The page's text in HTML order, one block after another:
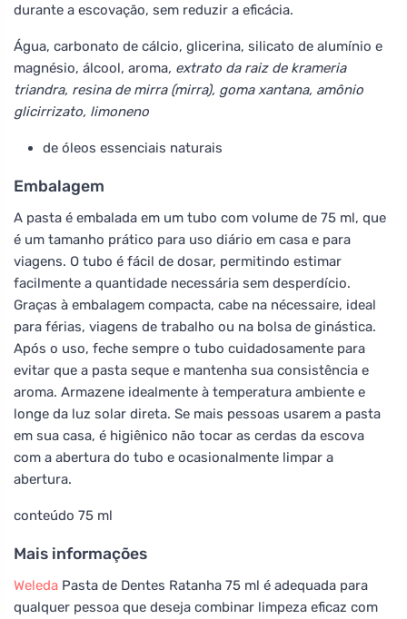
durante a escovação, sem reduzir a eficácia.
Água, carbonato de cálcio, glicerina, silicato de alumínio e
magnésio, álcool, aroma, extrato da raiz de krameria
triandra, resina de mirra (mirra), goma xantana, amônio
glicirrizato, limoneno
de óleos essenciais naturais
Embalagem
A pasta é embalada em um tubo com volume de 75 ml, que
é um tamanho prático para uso diário em casa e para
viagens. O tubo é fácil de dosar, permitindo estimar
facilmente a quantidade necessária sem desperdício.
Graças à embalagem compacta, cabe na nécessaire, ideal
para férias, viagens de trabalho ou na bolsa de ginástica.
Após o uso, feche sempre o tubo cuidadosamente para
evitar que a pasta seque e mantenha sua consistência e
aroma. Armazene idealmente à temperatura ambiente e
longe da luz solar direta. Se mais pessoas usarem a pasta
em sua casa, é higiênico não tocar as cerdas da escova
com a abertura do tubo e ocasionalmente limpar a
abertura.
conteúdo 75 ml
Mais informações
Weleda Pasta de Dentes Ratanha 75 ml é adequada para
qualquer pessoa que deseja combinar limpeza eficaz com